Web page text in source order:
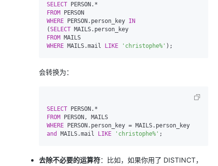
SELECT PERSON. *
FROM
WHERE PERSON.person_key IN
(SELECT
FROM
WHERE MAILS.mail LIKE 'christophe%'
会转换为：
SELECT PERSON. *
FROM
WHERE PERSON.person_key =
and
MAILS.mail LIKE 'christophe%'
去除不必要的运算符：比如，如果你用了 DISTINCT，